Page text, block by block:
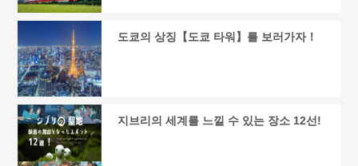
도쿄의 상징【도쿄 타워】를 보러가자！
지브리의 세계를 느낄 수 있는 장소 12선!